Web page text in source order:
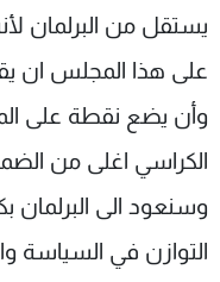
يستقل من البرلمان
وأن يضع نقطة على
الكراسي اغلى من
وسنعود الى البرلمان
التوازن في السياسة